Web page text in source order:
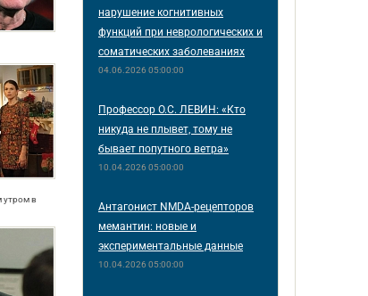
утром в
нарушение когнитивных
функций при неврологических и
соматических заболеваниях
04.06.2026 05:00:00
Профессор О.С. ЛЕВИН: «Кто
никуда не плывет, тому не
бывает попутного ветра»
10.04.2026 05:00:00
Антагонист NMDA-рецепторов
мемантин: новые и
экспериментальные данные
10.04.2026 05:00:00